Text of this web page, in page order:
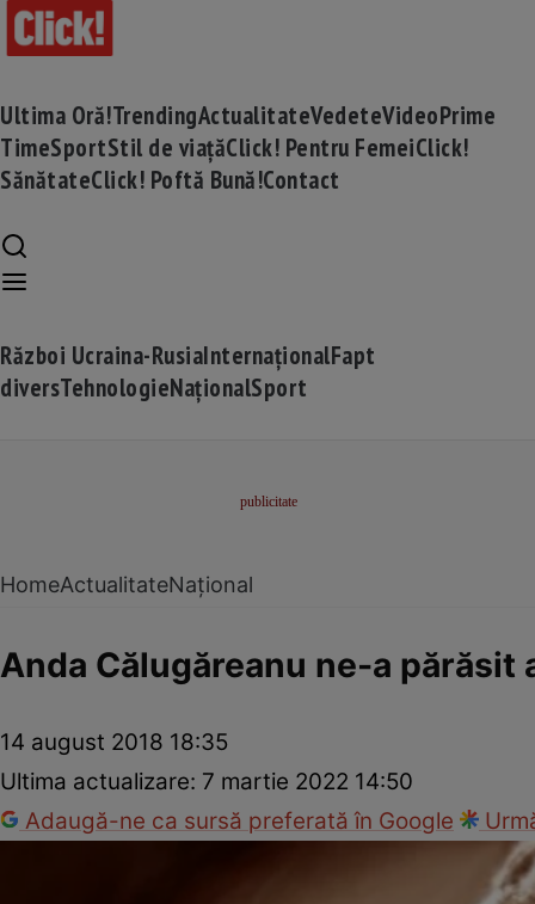
Ultima Oră!TrendingActualitateVedeteVideoPrime
TimeSportStil de viațăClick! Pentru FemeiClick!
SănătateClick! Poftă Bună!Contact
Război Ucraina-RusiaInternaționalFapt
diversTehnologieNaționalSport
HomeActualitateNațional
Anda Călugăreanu ne-a părăsit
14 august 2018 18:35
Ultima actualizare: 7 martie 2022 14:50
Adaugă-ne ca sursă preferată în Google